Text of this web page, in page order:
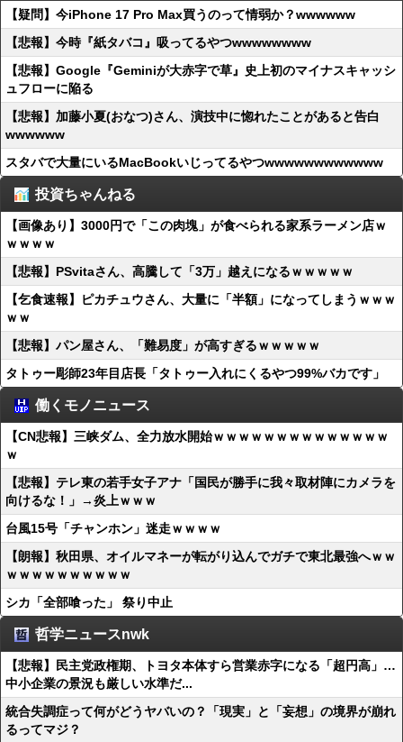
【疑問】今iPhone 17 Pro Max買うのって情弱か？wwwwww
【悲報】今時『紙タバコ』吸ってるやつwwwwwwww
【悲報】Google『Geminiが大赤字で草』史上初のマイナスキャッシ
ュフローに陥る
【悲報】加藤小夏(おなつ)さん、演技中に惚れたことがあると告白
wwwwww
スタバで大量にいるMacBookいじってるやつwwwwwwwwwwww
投資ちゃんねる
【画像あり】3000円で「この肉塊」が食べられる家系ラーメン店ｗ
ｗｗｗｗ
【悲報】PSvitaさん、高騰して「3万」越えになるｗｗｗｗｗ
【乞食速報】ピカチュウさん、大量に「半額」になってしまうｗｗｗ
ｗｗ
【悲報】パン屋さん、「難易度」が高すぎるｗｗｗｗｗ
タトゥー彫師23年目店長「タトゥー入れにくるやつ99%バカです」
働くモノニュース
【CN悲報】三峡ダム、全力放水開始ｗｗｗｗｗｗｗｗｗｗｗｗｗｗ
ｗ
【悲報】テレ東の若手女子アナ「国民が勝手に我々取材陣にカメラを
向けるな！」→炎上ｗｗｗ
台風15号「チャンホン」迷走ｗｗｗｗ
【朗報】秋田県、オイルマネーが転がり込んでガチで東北最強へｗｗ
ｗｗｗｗｗｗｗｗｗｗ
シカ「全部喰った」 祭り中止
哲学ニュースnwk
【悲報】民主党政権期、トヨタ本体すら営業赤字になる「超円高」…
中小企業の景況も厳しい水準だ...
統合失調症って何がどうヤバいの？「現実」と「妄想」の境界が崩れ
るってマジ？